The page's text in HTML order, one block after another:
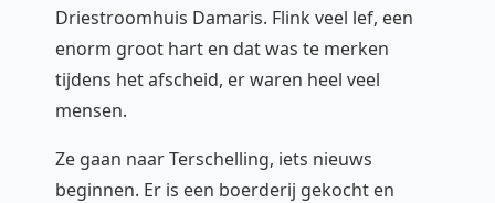
Driestroomhuis Damaris. Flink veel lef, een
enorm groot hart en dat was te merken
tijdens het afscheid, er waren heel veel
mensen.
Ze gaan naar Terschelling, iets nieuws
beginnen. Er is een boerderij gekocht en